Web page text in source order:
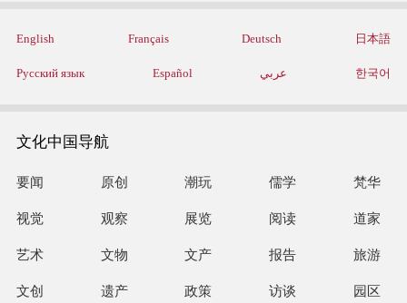
English Français Deutsch 日本語
Русский язык Español عربي 한국어
文化中国导航
要闻 原创 潮玩 儒学 梵华
视觉 观察 展览 阅读 道家
艺术 文物 文产 报告 旅游
文创 遗产 政策 访谈 园区